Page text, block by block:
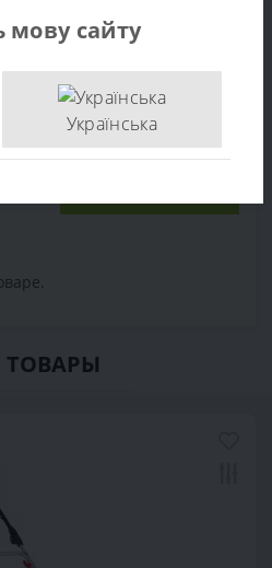
1
мову сайту
Українська